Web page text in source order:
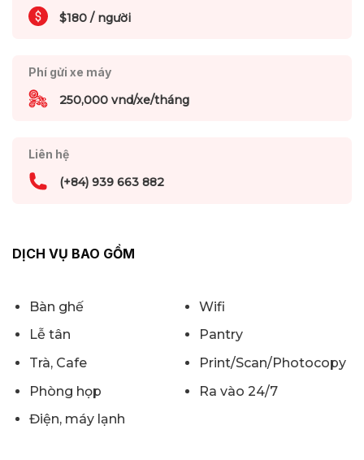
$180 / người
Phí gửi xe máy
250,000 vnd/xe/tháng
Liên hệ
(+84) 939 663 882
DỊCH VỤ BAO GỒM
Bàn ghế
Wifi
Lễ tân
Pantry
Trà, Cafe
Print/Scan/Photocopy
Phòng họp
Ra vào 24/7
Điện, máy lạnh